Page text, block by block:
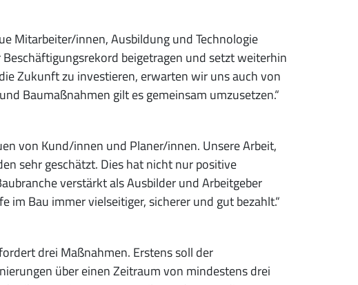
Mitarbeiter/innen, Ausbildung und Technologie
beigetragen und setzt weiterhin
Zukunft zu investieren, erwarten wir uns auch von
Baumaßnahmen gilt es gemeinsam umzusetzen.“
von Kund/innen und Planer/innen. Unsere Arbeit,
sehr geschätzt. Dies hat nicht nur positive
verstärkt als Ausbilder und Arbeitgeber
im Bau immer vielseitiger, sicherer und gut bezahlt.“
drei Maßnahmen. Erstens soll der
über einen Zeitraum von mindestens drei